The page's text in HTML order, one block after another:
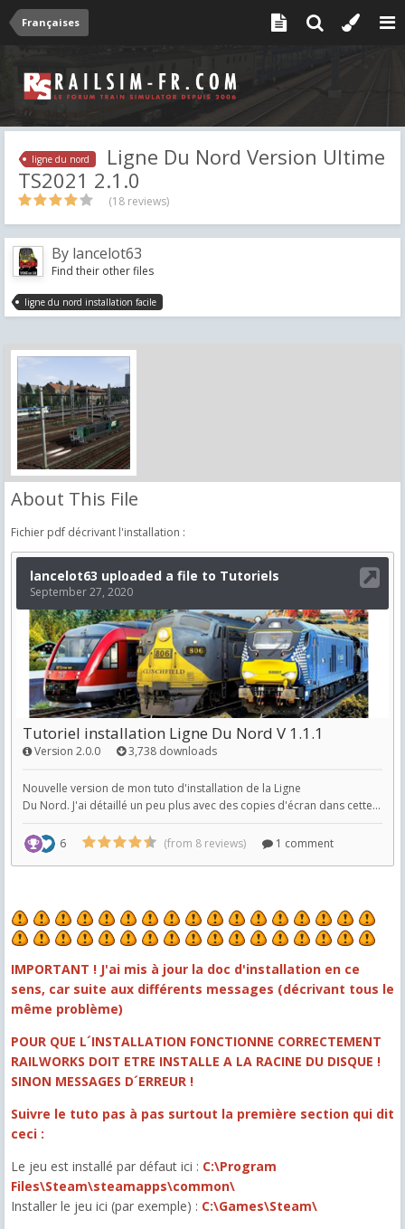
Françaises
ligne du nord
Ligne Du Nord Version Ultime
TS2021 2.1.0
(18 reviews)
By lancelot63
Find their other files
ligne du nord installation facile
About This File
Fichier pdf décrivant l'installation :
IMPORTANT ! J'ai mis à jour la doc d'installation en ce
sens, car suite aux différents messages (décrivant tous le
même problème)
POUR QUE L´INSTALLATION FONCTIONNE CORRECTEMENT
RAILWORKS DOIT ETRE INSTALLE A LA RACINE DU DISQUE !
SINON MESSAGES D´ERREUR !
Suivre le tuto pas à pas surtout la première section qui dit
ceci :
Le jeu est installé par défaut ici : C:\Program
Files\Steam\steamapps\common\
Installer le jeu ici (par exemple) : C:\Games\Steam\